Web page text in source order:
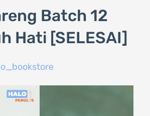
Batch 12
Hati [SELESAI]